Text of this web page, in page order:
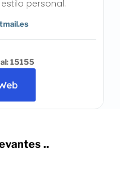
personal.
15155
..